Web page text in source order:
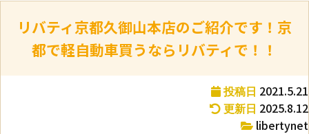
リバティ京都久御山本店のご紹介です！京
都で軽自動車買うならリバティで！！
投稿日 2021.5.21
更新日 2025.8.12
libertynet